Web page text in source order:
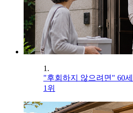
1.
"후회하지 않으려면" 60
1위